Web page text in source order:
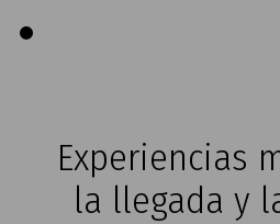
Experiencias
la llegada y